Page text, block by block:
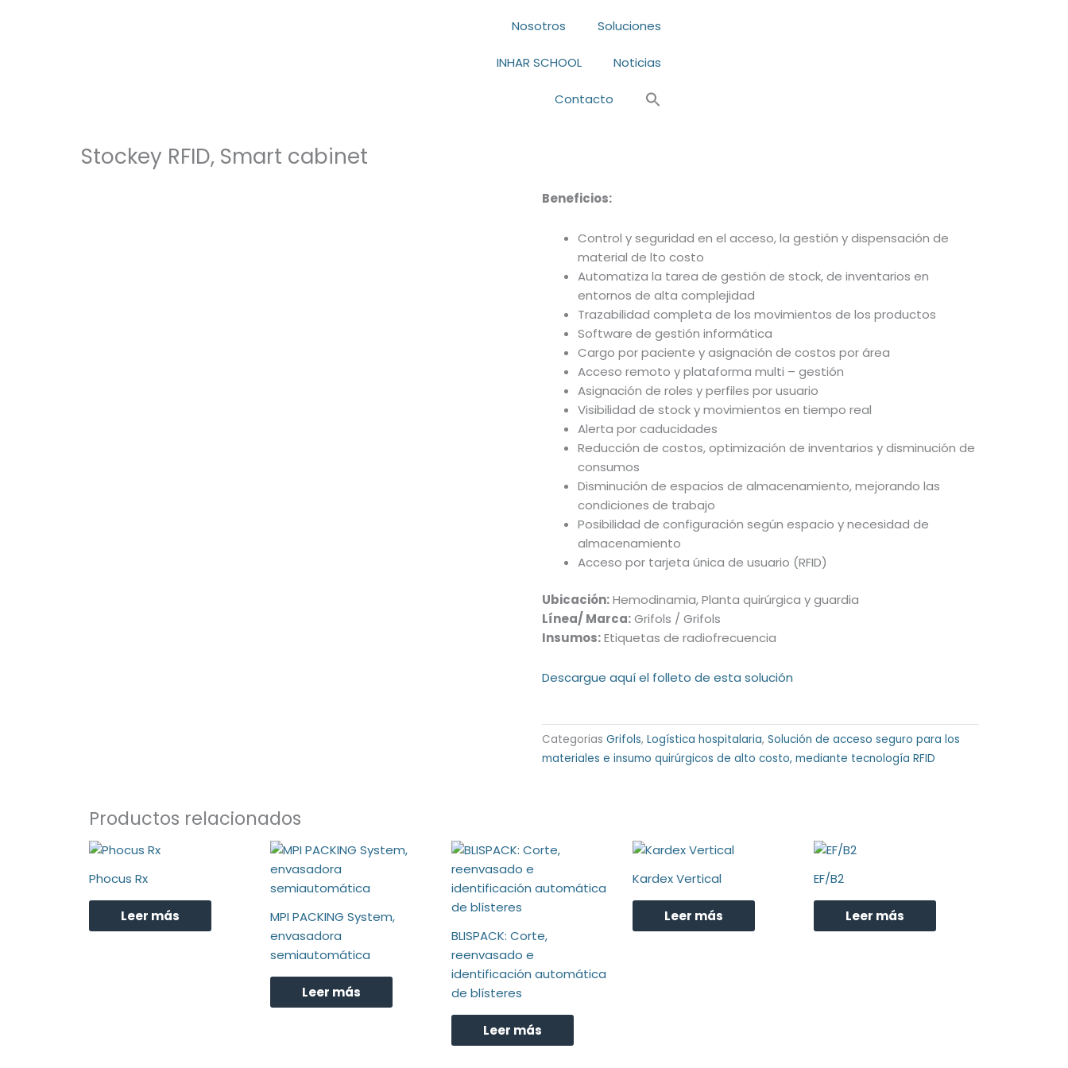
Nosotros Soluciones
INHAR SCHOOL Noticias
Contacto
Stockey RFID, Smart cabinet
Beneficios:
Control y seguridad en el acceso, la gestión y dispensación de
material de lto costo
Automatiza la tarea de gestión de stock, de inventarios en
entornos de alta complejidad
Trazabilidad completa de los movimientos de los productos
Software de gestión informática
Cargo por paciente y asignación de costos por área
Acceso remoto y plataforma multi – gestión
Asignación de roles y perfiles por usuario
Visibilidad de stock y movimientos en tiempo real
Alerta por caducidades
Reducción de costos, optimización de inventarios y disminución de
consumos
Disminución de espacios de almacenamiento, mejorando las
condiciones de trabajo
Posibilidad de configuración según espacio y necesidad de
almacenamiento
Acceso por tarjeta única de usuario (RFID)
Ubicación:Hemodinamia, Planta quirúrgica y guardia
Línea/ Marca:Grifols / Grifols
Insumos:Etiquetas de radiofrecuencia
Descargue aquí el folleto de esta solución
Categorias Grifols, Logística hospitalaria, Solución de acceso seguro para los
materiales e insumo quirúrgicos de alto costo, mediante tecnología RFID
Productos relacionados
Phocus Rx
Leer más
MPI PACKING System,
envasadora
semiautomática
Leer más
BLISPACK: Corte,
reenvasado e
identificación automática
de blísteres
Leer más
Kardex Vertical
Leer más
EF/B2
Leer más